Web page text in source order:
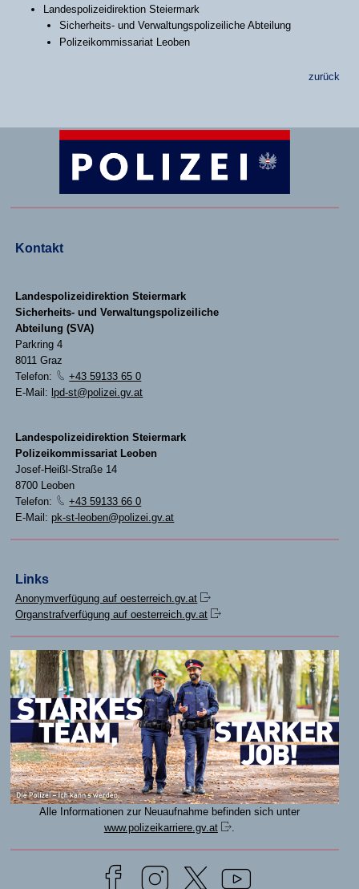
Landespolizeidirektion Steiermark
Sicherheits- und Verwaltungspolizeiliche Abteilung
Polizeikommissariat Leoben
zurück
Kontakt
Landespolizeidirektion Steiermark
Sicherheits- und Verwaltungspolizeiliche
Abteilung (SVA)
Parkring 4
8011 Graz
Telefon:
+43 59133 65 0
E-Mail: lpd-st@polizei.gv.at
Landespolizeidirektion Steiermark
Polizeikommissariat Leoben
Josef-Heißl-Straße 14
8700 Leoben
Telefon:
+43 59133 66 0
E-Mail:pk-st-leoben@polizei.gv.at
Links
Anonymverfügung auf oesterreich.gv.at
Organstrafverfügung auf oesterreich.gv.at
Alle Informationen zur Neuaufnahme befinden sich unter
www.polizeikarriere.gv.at
.